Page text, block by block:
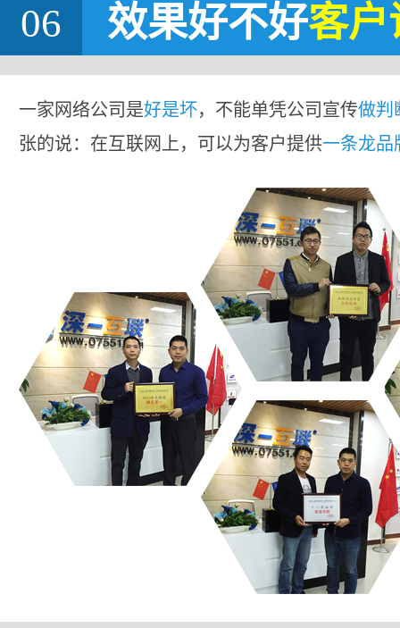
06 效果好不好客户
一家网络公司是好是坏，不能单凭公司宣传做判
张的说：在互联网上，可以为客户提供一条龙品